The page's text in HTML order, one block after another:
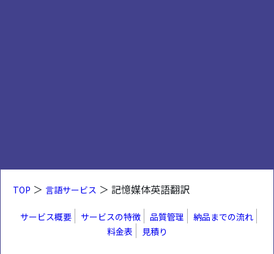
TOP ＞ 言語サービス ＞ 記憶媒体英語翻訳
サービス概要 サービスの特徴 品質管理
納品までの流れ
料金表
見積り